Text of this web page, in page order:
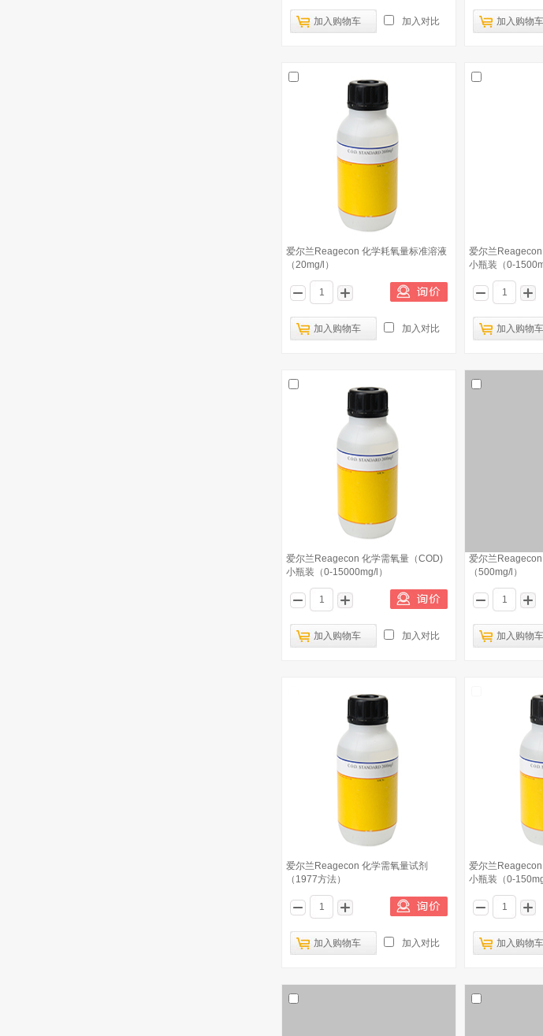
加入购物车 加入对比 加入购物车
爱尔兰Reagecon 化学耗氧量标准溶液
（20mg/l）
加入购物车 加入对比
爱尔兰
小瓶装（0-
加入购物车
爱尔兰Reagecon 化学需氧量（COD)
小瓶装（0-15000mg/l）
加入购物车 加入对比
爱尔兰
（500mg/l）
加入购物车
爱尔兰Reagecon 化学需氧量试剂
（1977方法）
加入购物车 加入对比
爱尔兰
小瓶装（0-
加入购物车